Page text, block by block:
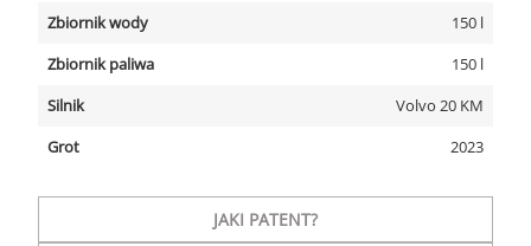
Zbiornik wody
150 l
Zbiornik paliwa
150 l
Silnik
Volvo 20 KM
Grot
2023
JAKI PATENT?